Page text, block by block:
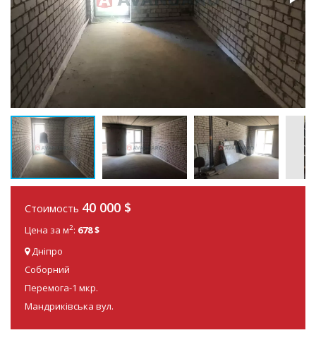
Стоимость 40 000 $
Цена за м2: 678 $
Дніпро
Соборний
Перемога-1 мкр.
Мандриківська вул.